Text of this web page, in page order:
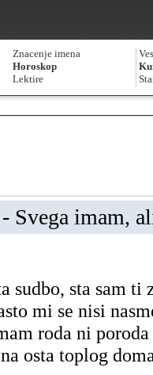
Znacenje imena
Horoskop
Lektire
- Svega imam,
sudbo, sta sam ti
mi se nisi
roda ni poroda
osta toplog